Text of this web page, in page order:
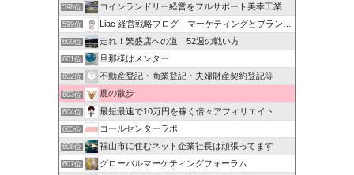
598位 コインランドリー経営をフルサポート美幸工業
599位 Liac 経営戦略ブログ｜マーケティングとブランディング戦略
600位 走れ！繁盛店への道 52週の戦い方
601位 旦那様はメンター
602位 不動産登記・商業登記・夫婦財産契約登記等
603位 鹿の散歩
604位 最短最速で10万円を稼ぐ倍々アフィリエイト
605位 コールセンターラボ
606位 福山市に住むネット企業社長は頑張ってます
607位 グローバルマーケティングフォーラム